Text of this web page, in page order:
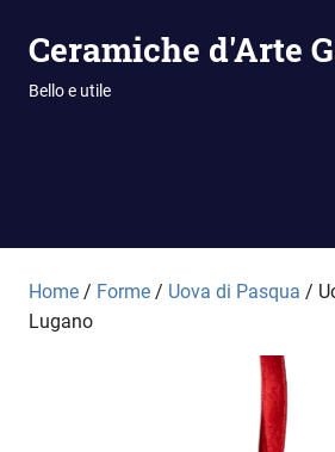
Ceramiche d'Arte
Bello e utile
Home / Forme / Uova di Pasqua /
Lugano